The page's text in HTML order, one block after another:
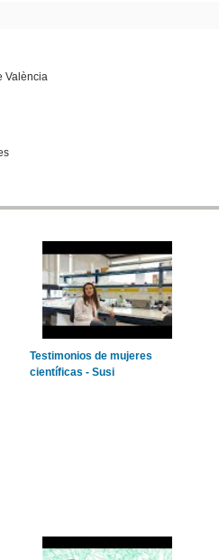
València
Testimonios de mujeres
científicas - Susi